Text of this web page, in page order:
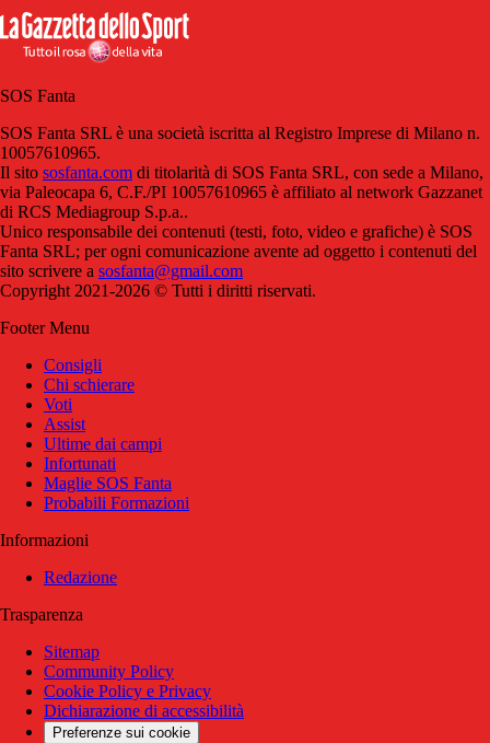
SOS Fanta
SOS Fanta SRL è una società iscritta al Registro Imprese di Milano n.
10057610965.
Il sito sosfanta.com di titolarità di SOS Fanta SRL, con sede a Milano,
via Paleocapa 6, C.F./PI 10057610965 è affiliato al network Gazzanet
di RCS Mediagroup S.p.a..
Unico responsabile dei contenuti (testi, foto, video e grafiche) è SOS
Fanta SRL; per ogni comunicazione avente ad oggetto i contenuti del
sito scrivere a sosfanta@gmail.com
Copyright 2021-2026 © Tutti i diritti riservati.
Footer Menu
Consigli
Chi schierare
Voti
Assist
Ultime dai campi
Infortunati
Maglie SOS Fanta
Probabili Formazioni
Informazioni
Redazione
Trasparenza
Sitemap
Community Policy
Cookie Policy e Privacy
Dichiarazione di accessibilità
Preferenze sui cookie